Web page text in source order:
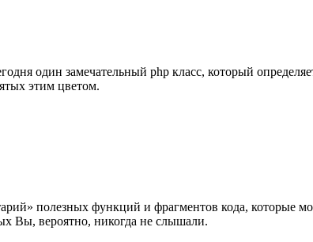
один замечательный php класс, который
этим цветом.
полезных функций и фрагментов кода, которые
Вы, вероятно, никогда не слышали.